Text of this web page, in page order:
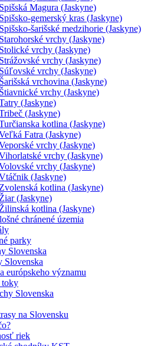
Spišská Magura (Jaskyne)
Spišsko-gemerský kras (Jaskyne)
Spišsko-šarišské medzihorie (Jaskyne)
Starohorské vrchy (Jaskyne)
Stolické vrchy (Jaskyne)
Strážovské vrchy (Jaskyne)
Súľovské vrchy (Jaskyne)
Šarišská vrchovina (Jaskyne)
Štiavnické vrchy (Jaskyne)
(Jaskyne)
(Jaskyne)
kotlina (Jaskyne)
Fatra (Jaskyne)
vrchy (Jaskyne)
vrchy (Jaskyne)
vrchy (Jaskyne)
(Jaskyne)
Zvolenská kotlina (Jaskyne)
Žiar (Jaskyne)
Žilinská kotlina (Jaskyne)
chránené územia
parky
Slovenska
Slovenska
európskeho významu
toky
Slovenska
na Slovensku
riek